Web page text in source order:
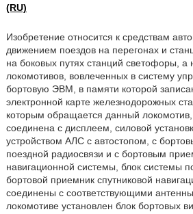
(RU)
Изобретение относится к средствам
движением поездов на перегонах и
на боковых путях станций светофоры, а
локомотивов, вовлеченных в систему
бортовую ЭВМ, в памяти которой
электронной карте железнодорожных
которым обращается данный
соединена с дисплеем, силовой
устройством АЛС с автостопом, с
поездной радиосвязи и с бортовым
навигационной системы, блок системы
бортовой приемник спутниковой
соединены с соответствующими
локомотиве установлен блок бортовых